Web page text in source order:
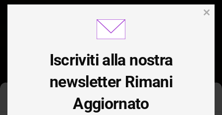
Gestisci Consenso Cookie
Iscriviti alla nostra
newsletter Rimani
Aggiornato